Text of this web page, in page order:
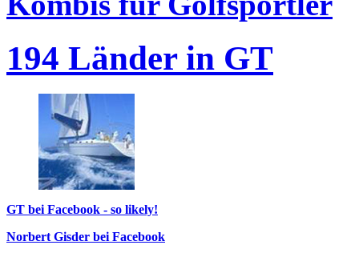
194 Länder in GT
GT bei Facebook - so likely!
Norbert Gisder bei Facebook